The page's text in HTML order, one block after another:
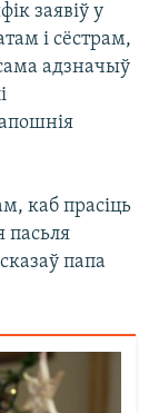
заявіў у
і сёстрам,
адзначыў
каб прасіць
пасьля
папа